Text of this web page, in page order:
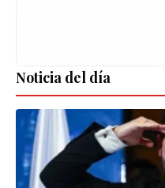
Noticia del día